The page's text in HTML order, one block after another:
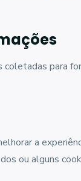
coletadas para
a
ou alguns